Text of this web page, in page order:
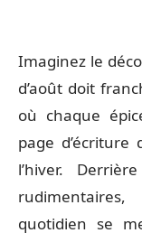
Imaginez le
d’août doit
où chaque
page
l’hiver.
quotidien se